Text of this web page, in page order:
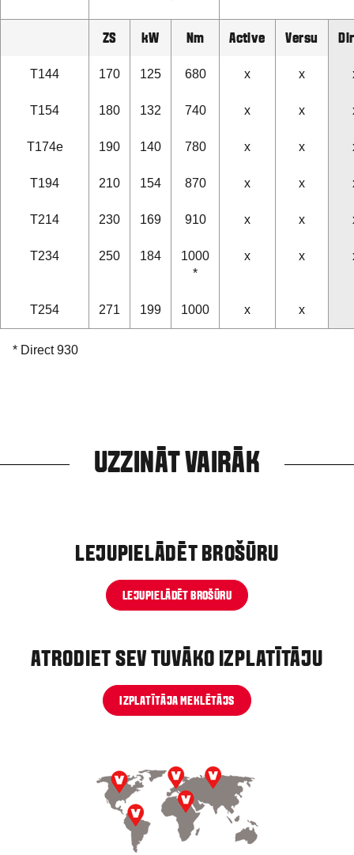
ZS kW Nm Active Versu
T144 170 125 680 x x
T154 180 132 740 x x
T174e 190 140 780 x x
T194 210 154 870 x x
T214 230 169 910 x x
T234 250 184
1000
*
x x
T254 271 199 1000 x x
* Direct 930
UZZINĀT VAIRĀK
LEJUPIELĀDĒT BROŠŪRU
LEJUPIELĀDĒT BROŠŪRU
ATRODIET SEV TUVĀKO IZPLATĪTĀJU
IZPLATĪTĀJA MEKLĒTĀJS